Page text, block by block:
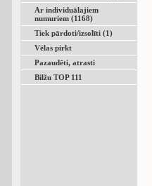
Ar individuālajiem
numuriem (1168)
Tiek pārdoti/izsolīti (1)
Vēlas pirkt
Pazaudēti, atrasti
Bilžu TOP 111